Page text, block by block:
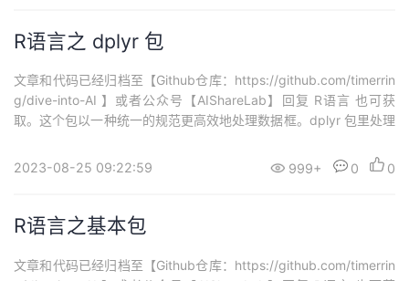
R语言之 dplyr 包
文章和代码已经归档至【Github仓库：https://github.com/timerrin
g/dive-into-AI 】或者公众号【AIShareLab】回复 R语言 也可获
取。这个包以一种统一的规范更高效地处理数据框。dplyr 包里处理
的 birthwt 数据集为例，介绍 dplyr 包里常用函数的用法。该数据集
2023-08-25 09:22:59 999+ 0 0
R语言之基本包
文章和代码已经归档至【Github仓库：https://github.com/timerrin